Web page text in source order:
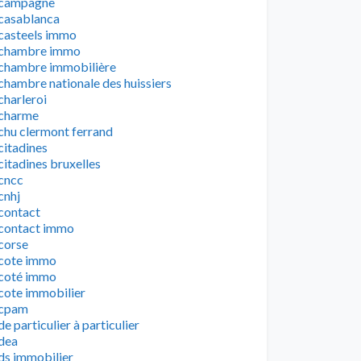
immo
immo
immobilière
nationale des huissiers
clermont ferrand
bruxelles
immo
immo
immo
immobilier
particulier à particulier
immobilier